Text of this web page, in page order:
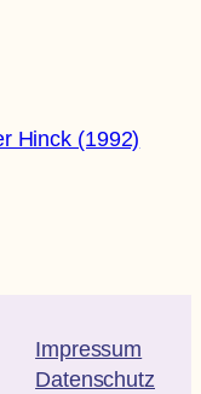
Hinck (1992)
Impressum
Datenschutz